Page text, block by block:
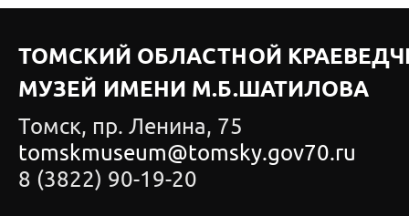
ТОМСКИЙ ОБЛАСТНОЙ
МУЗЕЙ ИМЕНИ М.Б.ШАТИЛОВА
Томск, пр. Ленина, 75
tomskmuseum@tomsky.gov70.ru
8 (3822) 90-19-20